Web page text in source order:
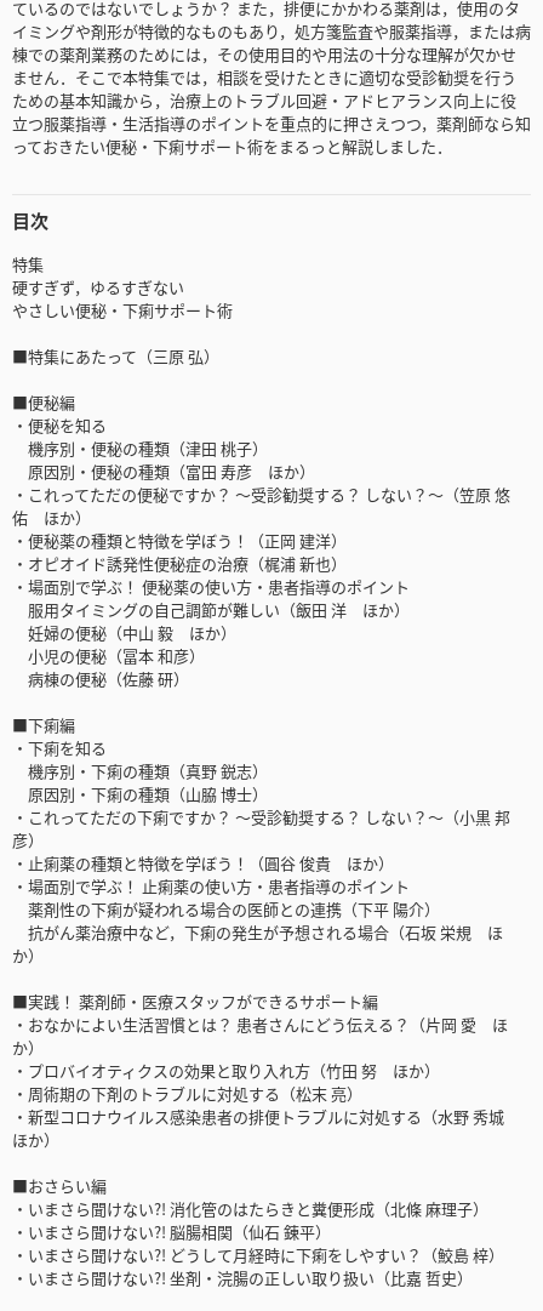
ているのではないでしょうか？ また，排便にかかわる薬剤は，使用のタ
イミングや剤形が特徴的なものもあり，処方箋監査や服薬指導，または病
棟での薬剤業務のためには，その使用目的や用法の十分な理解が欠かせ
ません．そこで本特集では，相談を受けたときに適切な受診勧奨を行う
ための基本知識から，治療上のトラブル回避・アドヒアランス向上に役
立つ服薬指導・生活指導のポイントを重点的に押さえつつ，薬剤師なら知
っておきたい便秘・下痢サポート術をまるっと解説しました．
目次
特集
硬すぎず，ゆるすぎない
やさしい便秘・下痢サポート術
■特集にあたって（三原 弘）
■便秘編
・便秘を知る
機序別・便秘の種類（津田 桃子）
原因別・便秘の種類（富田 寿彦 ほか）
・これってただの便秘ですか？ 〜受診勧奨する？ しない？〜（笠原 悠
佑 ほか）
・便秘薬の種類と特徴を学ぼう！（正岡 建洋）
・オピオイド誘発性便秘症の治療（梶浦 新也）
・場面別で学ぶ！ 便秘薬の使い方・患者指導のポイント
服用タイミングの自己調節が難しい（飯田 洋 ほか）
妊婦の便秘（中山 毅 ほか）
小児の便秘（冨本 和彦）
病棟の便秘（佐藤 研）
■下痢編
・下痢を知る
機序別・下痢の種類（真野 鋭志）
原因別・下痢の種類（山脇 博士）
・これってただの下痢ですか？ 〜受診勧奨する？ しない？〜（小黒 邦
彦）
・止痢薬の種類と特徴を学ぼう！（圓谷 俊貴 ほか）
・場面別で学ぶ！ 止痢薬の使い方・患者指導のポイント
薬剤性の下痢が疑われる場合の医師との連携（下平 陽介）
抗がん薬治療中など，下痢の発生が予想される場合（石坂 栄規 ほ
か）
■実践！ 薬剤師・医療スタッフができるサポート編
・おなかによい生活習慣とは？ 患者さんにどう伝える？（片岡 愛 ほ
か）
・プロバイオティクスの効果と取り入れ方（竹田 努 ほか）
・周術期の下剤のトラブルに対処する（松末 亮）
・新型コロナウイルス感染患者の排便トラブルに対処する（水野 秀城
ほか）
■おさらい編
・いまさら聞けない?! 消化管のはたらきと糞便形成（北條 麻理子）
・いまさら聞けない?! 脳腸相関（仙石 錬平）
・いまさら聞けない?! どうして月経時に下痢をしやすい？（鮫島 梓）
・いまさら聞けない?! 坐剤・浣腸の正しい取り扱い（比嘉 哲史）